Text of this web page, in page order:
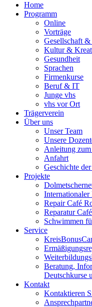
Home
Programm
Online
Vorträge
Gesellschaft
Kultur &
Gesundheit
Sprachen
Firmenkurse
Beruf & IT
Junge vhs
vhs vor Ort
Trägerverein
Über uns
Unser Team
Unsere
Anleitung
Anfahrt
Geschichte
Projekte
Internationaler
Repair Café
Reparatur
Schwimmen
Service
Beratung,
Deutschkurse
Kontakt
Kontaktieren